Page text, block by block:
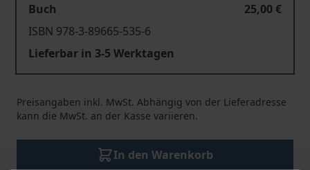
Buch
25,00 €
ISBN 978-3-89665-535-6
Lieferbar in 3-5 Werktagen
Preisangaben inkl. MwSt. Abhängig von der Lieferadresse
kann die MwSt. an der Kasse variieren.
In den Warenkorb